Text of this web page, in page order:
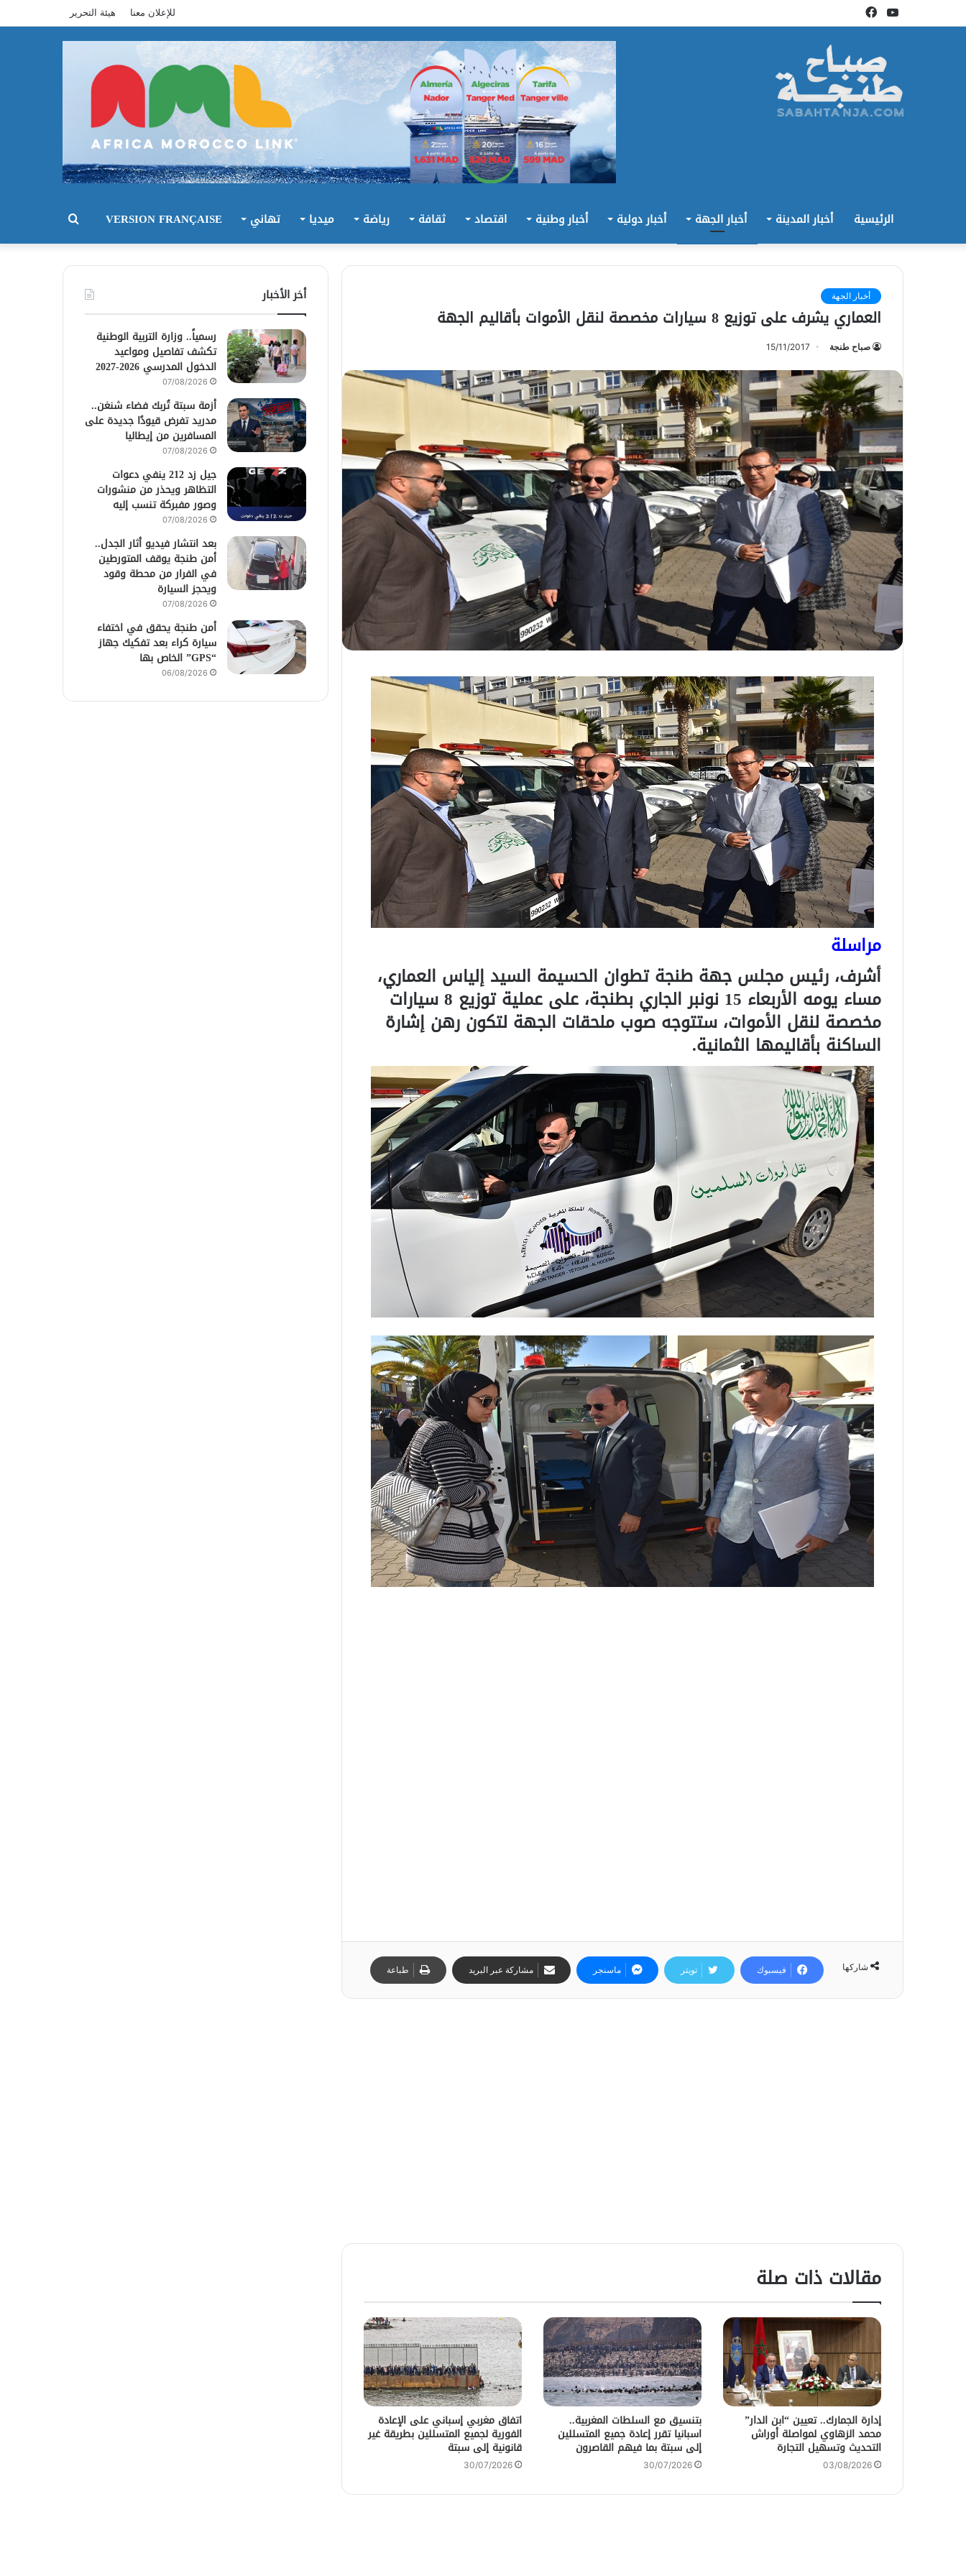
فيسبوكيوتيوب للإعلان معنا هيئة التحرير
الرئيسية أخبار المدينة أخبار الجهة أخبار دولية أخبار وطنية اقتصاد ثقافة رياضة ميديا تهاني VERSION FRANÇAISE بحث
أخبار الجهة
العماري يشرف على توزيع 8 سيارات مخصصة لنقل الأموات بأقاليم الجهة
صباح طنجة 15/11/2017
مراسلة
أشرف، رئيس مجلس جهة طنجة تطوان الحسيمة السيد إلياس العماري،
مساء يومه الأربعاء 15 نونبر الجاري بطنجة، على عملية توزيع 8 سيارات
مخصصة لنقل الأموات، ستتوجه صوب ملحقات الجهة لتكون رهن إشارة
الساكنة بأقاليمها الثمانية.
شاركها فيسبوك تويتر ماسنجر مشاركة عبر البريد طباعة
مقالات ذات صلة
إدارة الجمارك.. تعيين “ابن الدار”
محمد الزهاوي لمواصلة أوراش
التحديث وتسهيل التجارة
03/08/2026
بتنسيق مع السلطات المغربية..
اسبانيا تقرر إعادة جميع المتسللين
إلى سبتة بما فيهم القاصرون
30/07/2026
اتفاق مغربي إسباني على الإعادة
الفورية لجميع المتسللين بطريقة غير
قانونية إلى سبتة
30/07/2026
أخر الأخبار
رسمياً.. وزارة التربية الوطنية
تكشف تفاصيل ومواعيد
الدخول المدرسي 2026-2027
07/08/2026
أزمة سبتة تُربك فضاء شنغن..
مدريد تفرض قيودًا جديدة على
المسافرين من إيطاليا
07/08/2026
جيل زد 212 ينفي دعوات
التظاهر ويحذر من منشورات
وصور مفبركة تنسب إليه
07/08/2026
بعد انتشار فيديو أثار الجدل..
أمن طنجة يوقف المتورطين
في الفرار من محطة وقود
ويحجز السيارة
07/08/2026
أمن طنجة يحقق في اختفاء
سيارة كراء بعد تفكيك جهاز
“GPS” الخاص بها
06/08/2026